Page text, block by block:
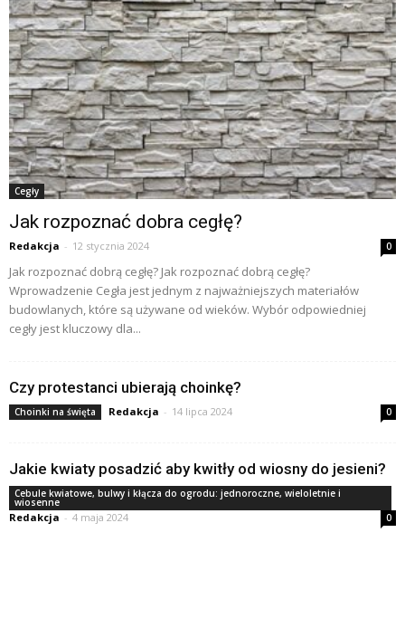
Cegły
Jak rozpoznać dobra cegłę?
Redakcja - 12 stycznia 2024 0
Jak rozpoznać dobrą cegłę? Jak rozpoznać dobrą cegłę?
Wprowadzenie Cegła jest jednym z najważniejszych materiałów
budowlanych, które są używane od wieków. Wybór odpowiedniej
cegły jest kluczowy dla...
Czy protestanci ubierają choinkę?
Choinki na święta Redakcja - 14 lipca 2024 0
Jakie kwiaty posadzić aby kwitły od wiosny do jesieni?
Cebule kwiatowe, bulwy i kłącza do ogrodu: jednoroczne, wieloletnie i
wiosenne
Redakcja - 4 maja 2024 0